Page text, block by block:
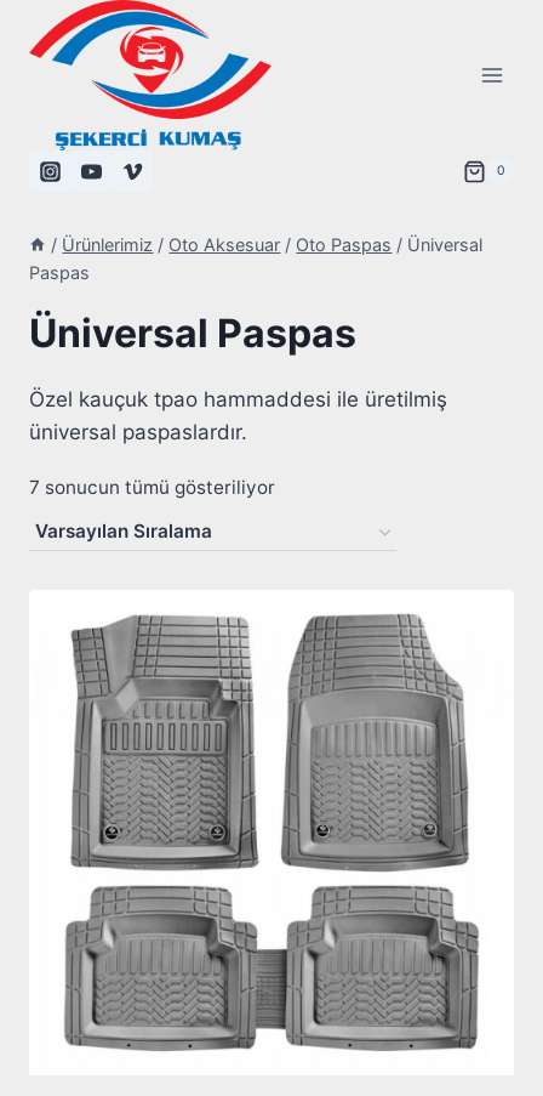
0
/ Ürünlerimiz / Oto Aksesuar / Oto Paspas / Üniversal
Paspas
Üniversal Paspas
Özel kauçuk tpao hammaddesi ile üretilmiş
üniversal paspaslardır.
7 sonucun tümü gösteriliyor